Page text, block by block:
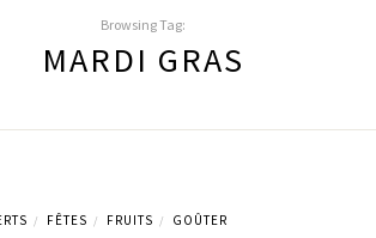
Browsing Tag:
MARDI GRAS
/ FÊTES / FRUITS / GOÛTER